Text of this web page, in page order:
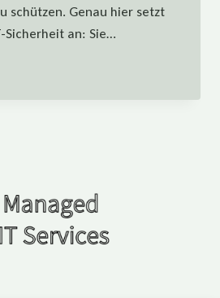
schützen. Genau hier setzt
Sicherheit an: Sie…